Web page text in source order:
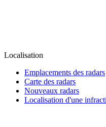
Localisation
Emplacements des radars
Carte des radars
Nouveaux radars
Localisation d'une